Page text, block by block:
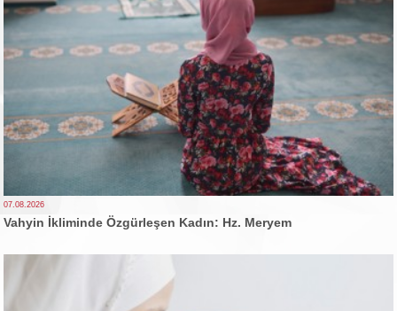
07.08.2026
Vahyin İkliminde Özgürleşen Kadın: Hz. Meryem